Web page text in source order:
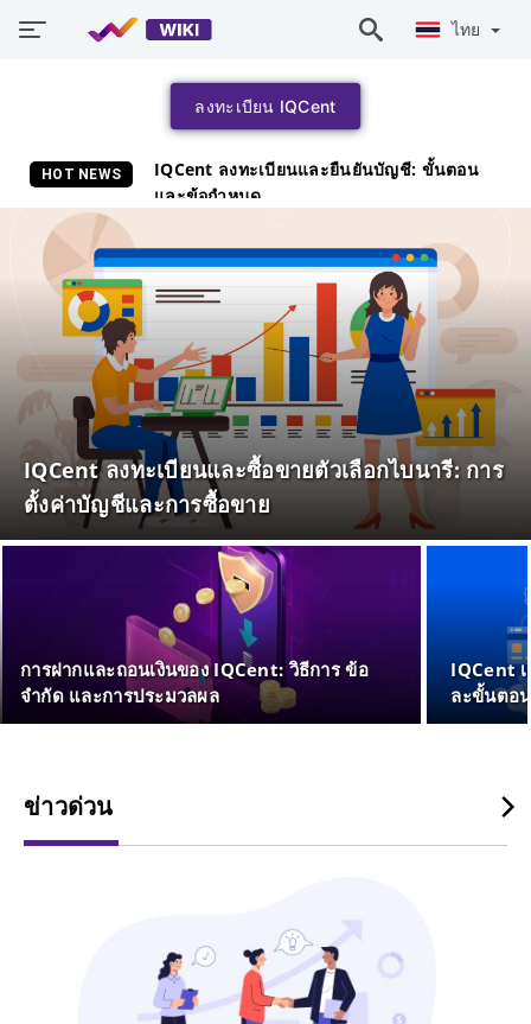
ไทย
ลงทะเบียน IQCent
HOT NEWS
IQCent ลงทะเบียนและยืนยันบัญชี: ขั้นตอน
และข้อกำหนด
IQCent ลงทะเบียนและซื้อขายตัวเลือกไบนารี: การ
ตั้งค่าบัญชีและการซื้อขาย
การฝากและถอนเงินของ IQCent: วิธีการ ข้อ
จำกัด และการประมวลผล
IQCent
ละขั้นตอน
ข่าวด่วน